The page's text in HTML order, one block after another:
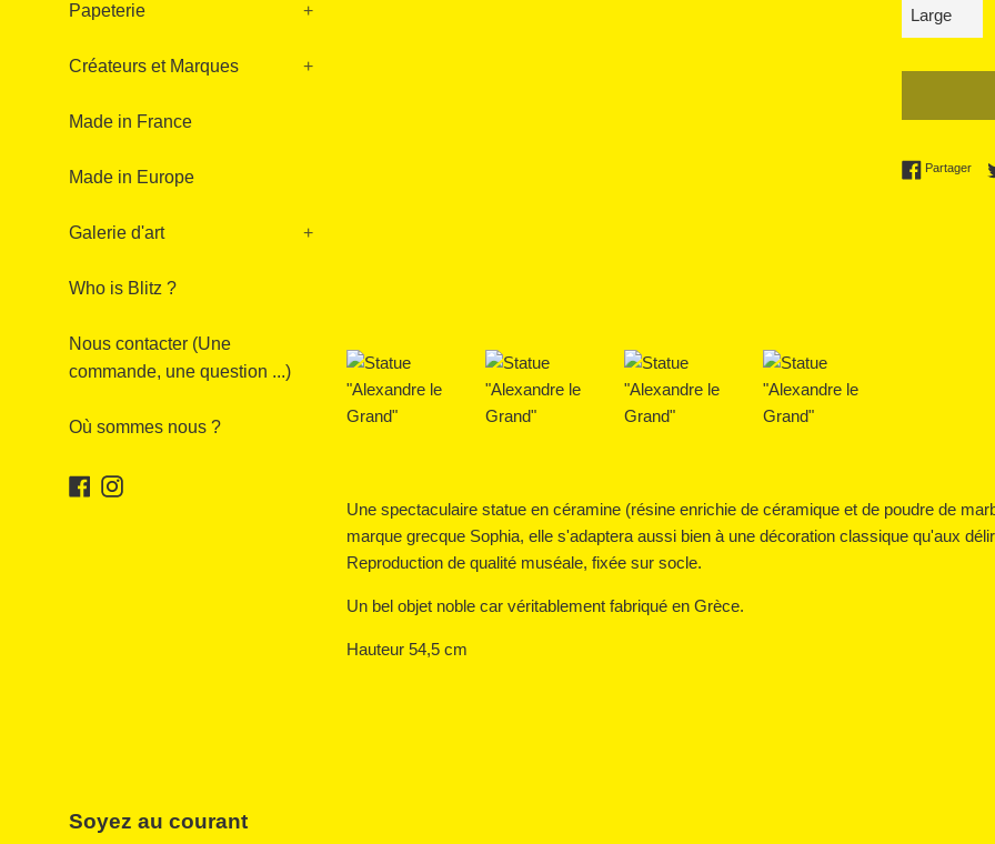
Papeterie +
Créateurs et Marques +
Made in France
Made in Europe
Galerie d'art +
Who is Blitz ?
Nous contacter (Une
commande, une question ...)
Où sommes nous ?
Facebook
Instagram
Partager
Une spectaculaire statue en céramine (résine enrichie de céramique et de poudre de
marque grecque Sophia, elle s'adaptera aussi bien à une décoration classique qu'aux
Reproduction de qualité muséale, fixée sur socle.
Un bel objet noble car véritablement fabriqué en Grèce.
Hauteur 54,5 cm
Soyez au courant